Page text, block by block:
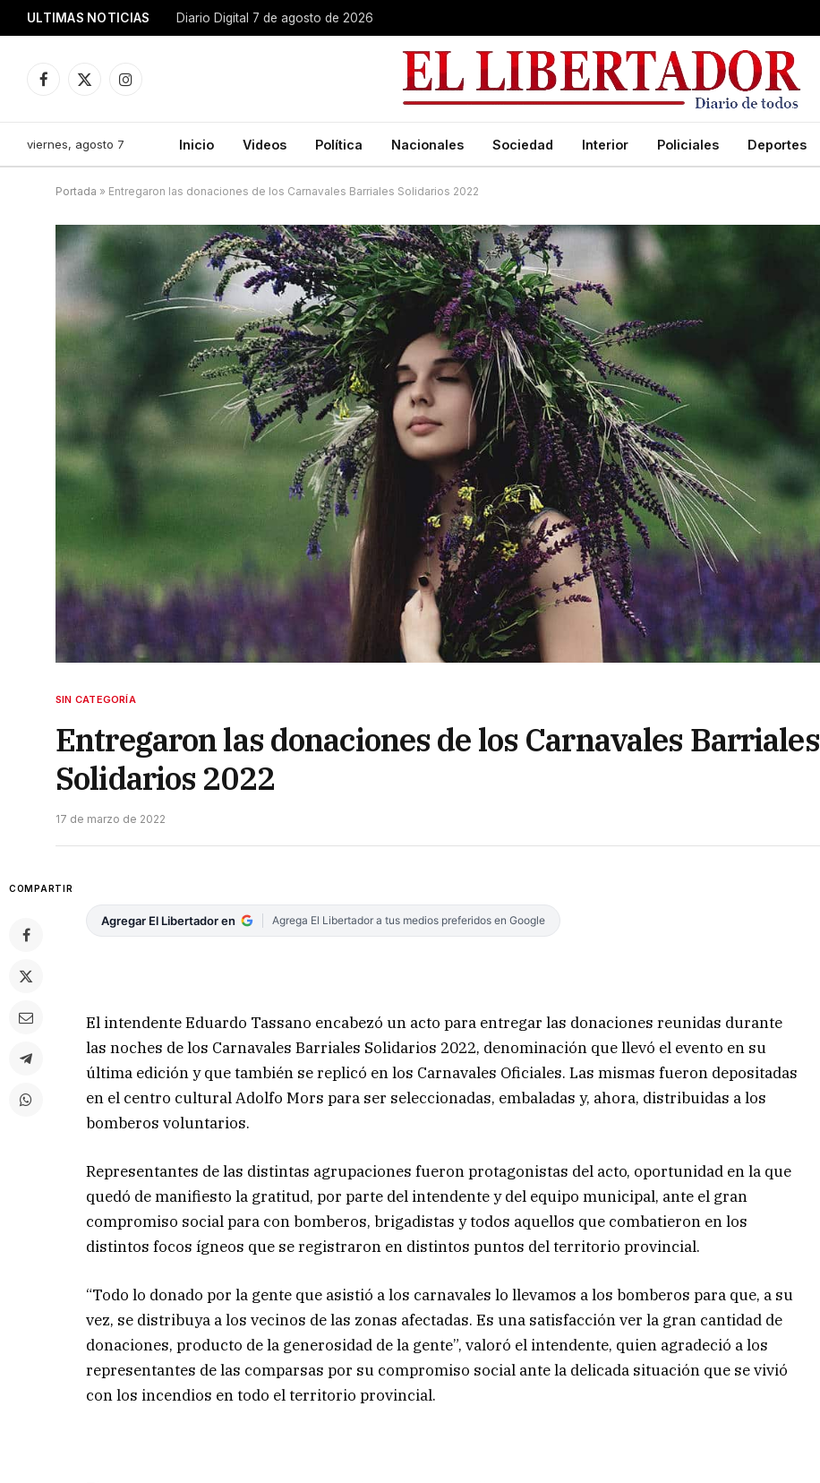
ULTIMAS NOTICIAS Diario Digital 7 de agosto de 2026
Facebook
X
Instagram
viernes, agosto 7 Inicio Videos Política Nacionales Sociedad Interior Policiales Deportes
Portada » Entregaron las donaciones de los Carnavales Barriales Solidarios 2022
SIN CATEGORÍA
Entregaron las donaciones de los Carnavales Barriales
Solidarios 2022
17 de marzo de 2022
COMPARTIR
Agregar El Libertador en Agrega El Libertador a tus medios preferidos en Google
El intendente Eduardo Tassano encabezó un acto para entregar las donaciones reunidas durante
las noches de los Carnavales Barriales Solidarios 2022, denominación que llevó el evento en su
última edición y que también se replicó en los Carnavales Oficiales. Las mismas fueron depositadas
en el centro cultural Adolfo Mors para ser seleccionadas, embaladas y, ahora, distribuidas a los
bomberos voluntarios.
Representantes de las distintas agrupaciones fueron protagonistas del acto, oportunidad en la que
quedó de manifiesto la gratitud, por parte del intendente y del equipo municipal, ante el gran
compromiso social para con bomberos, brigadistas y todos aquellos que combatieron en los
distintos focos ígneos que se registraron en distintos puntos del territorio provincial.
“Todo lo donado por la gente que asistió a los carnavales lo llevamos a los bomberos para que, a su
vez, se distribuya a los vecinos de las zonas afectadas. Es una satisfacción ver la gran cantidad de
donaciones, producto de la generosidad de la gente”, valoró el intendente, quien agradeció a los
representantes de las comparsas por su compromiso social ante la delicada situación que se vivió
con los incendios en todo el territorio provincial.